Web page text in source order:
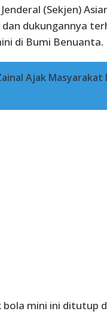
(Sekjen)
dukungannya
di Bumi Benuanta.
Ajak
mini ini ditutup